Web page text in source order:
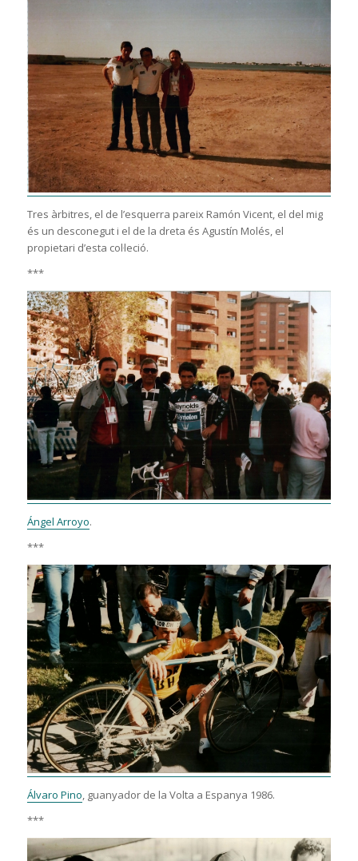
Tres àrbitres, el de l’esquerra pareix Ramón Vicent, el del mig
és un desconegut i el de la dreta és Agustín Molés, el
propietari d’esta col·leció.
***
Ángel Arroyo.
***
Álvaro Pino, guanyador de la Volta a Espanya 1986.
***